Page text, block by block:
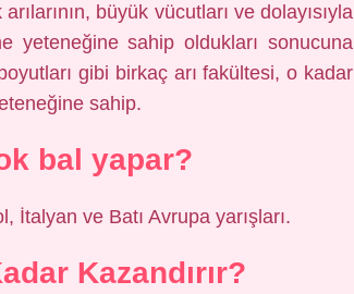
büyük vücutları ve dolayısıyla
yeteneğine sahip oldukları sonucuna
gibi birkaç arı fakültesi, o kadar
sahip.
bal yapar?
İtalyan ve Batı Avrupa yarışları.
Kazandırır?